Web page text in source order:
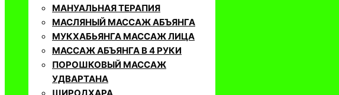
МАНУАЛЬНАЯ ТЕРАПИЯ
МАСЛЯНЫЙ МАССАЖ АБЪЯНГА
МУКХАБЬЯНГА МАССАЖ ЛИЦА
МАССАЖ АБЪЯНГА В 4 РУКИ
ПОРОШКОВЫЙ МАССАЖ
УДВАРТАНА